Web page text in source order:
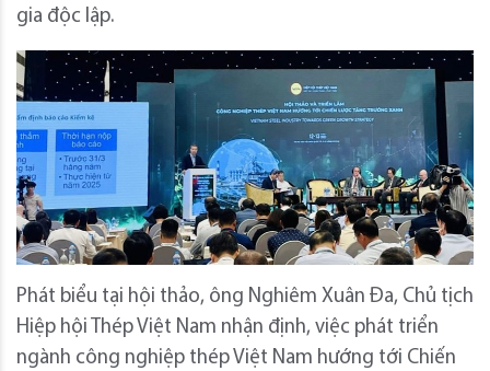
gia độc lập.
Phát biểu tại hội thảo, ông Nghiêm Xuân Đa, Chủ tịch
Hiệp hội Thép Việt Nam nhận định, việc phát triển
ngành công nghiệp thép Việt Nam hướng tới Chiến